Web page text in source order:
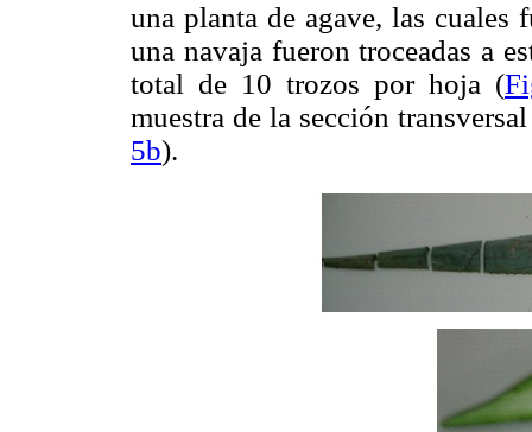
una planta de agave, las cuales
una navaja fueron troceadas a
total de 10 trozos por hoja (
muestra de la sección
5b).